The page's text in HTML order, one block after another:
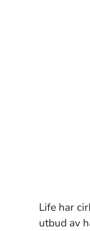
Life har
utbud av